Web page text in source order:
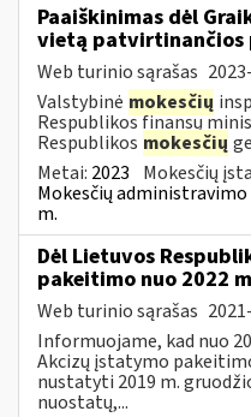
Paaiškinimas dėl
vietą patvirtinančios
Web turinio sąrašas
Valstybinė mokesčių
Respublikos finansų
Respublikos mokesčių
Metai: 2023 Mokesčių
Mokesčių
m.
Dėl Lietuvos
pakeitimo nuo 2022
Web turinio sąrašas
Informuojame, kad nuo
Akcizų įstatymo
nustatyti 2019 m.
nuostatų,...